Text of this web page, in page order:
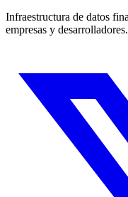
Infraestructura de datos
empresas y desarrolladores.